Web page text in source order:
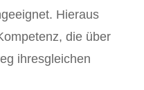
Hieraus
die über
ihresgleichen